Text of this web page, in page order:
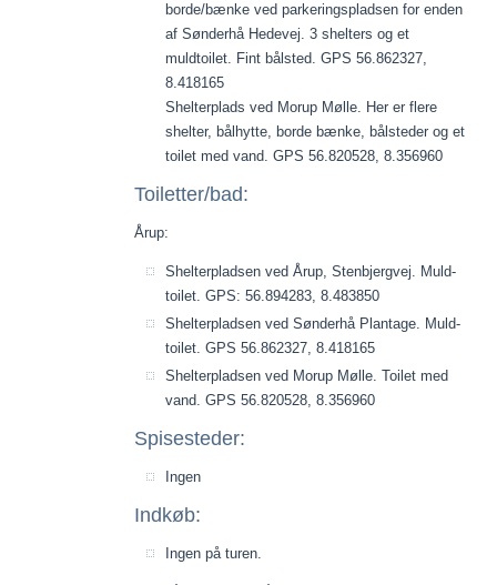
borde/bænke ved parkeringspladsen for enden
af Sønderhå Hedevej. 3 shelters og et
muldtoilet. Fint bålsted. GPS 56.862327,
8.418165
Shelterplads ved Morup Mølle. Her er flere
shelter, bålhytte, borde bænke, bålsteder og et
toilet med vand. GPS 56.820528, 8.356960
Toiletter/bad:
Årup:
Shelterpladsen ved Årup, Stenbjergvej. Muld-
toilet. GPS: 56.894283, 8.483850
Shelterpladsen ved Sønderhå Plantage. Muld-
toilet. GPS 56.862327, 8.418165
Shelterpladsen ved Morup Mølle. Toilet med
vand. GPS 56.820528, 8.356960
Spisesteder:
Ingen
Indkøb:
Ingen på turen.